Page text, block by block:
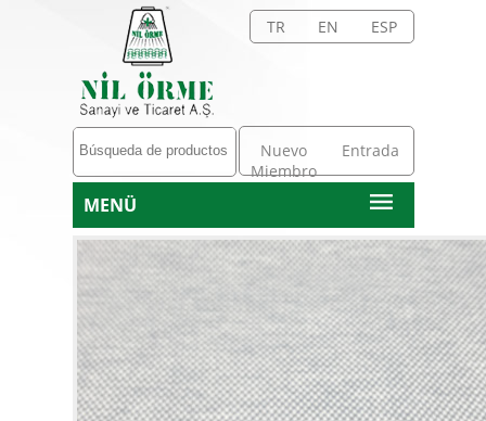
TR EN ESP
Nuevo
Miembro
Entrada
MENÜ